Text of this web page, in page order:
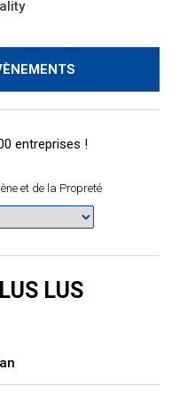
et de la Propreté
LUS